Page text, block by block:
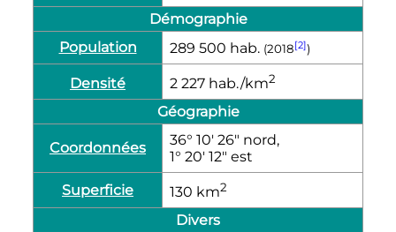
Démographie
Population
289 500 hab. (2018[2])
Densité 2 227 hab./km2
Géographie
Coordonnées
36° 10′ 26″ nord,
1° 20′ 12″ est
Superficie
130 km2
Divers